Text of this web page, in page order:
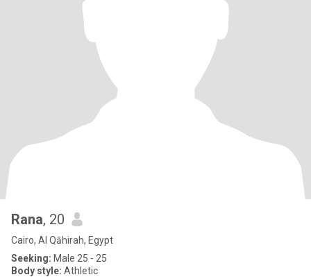
Rana, 20
Cairo, Al Qāhirah, Egypt
Seeking: Male 25 - 25
Body style: Athletic